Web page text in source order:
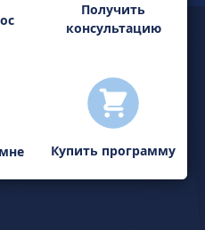
Получить
консультацию
Купить программу